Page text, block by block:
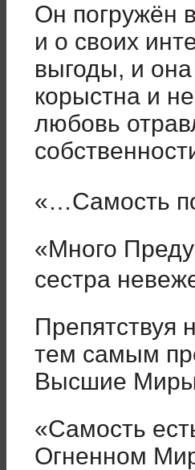
Он погружён
и о своих
выгоды, и
корыстна и
любовь
«…Самость
«Много
сестра
Препятствуя
тем самым
Высшие Миры
«Самость
Огненном